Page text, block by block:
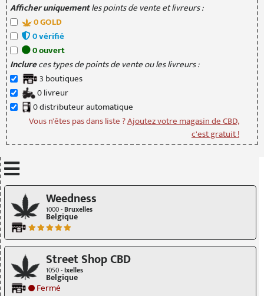
Afficher uniquementles points de vente et livreurs :
0GOLD
0vérifié
0ouvert
Inclureces types de points de vente ou les livreurs :
3 boutiques
0livreur
0distributeurautomatique
Vous n'êtes pas dans liste ?Ajoutez votre magasin de CBD,
c'est gratuit !
Weedness
1000 -Bruxelles
Belgique
Street Shop CBD
1050 -Ixelles
Belgique
Fermé